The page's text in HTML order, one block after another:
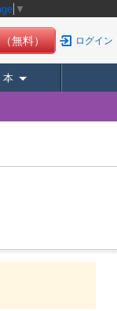
▼
無料） ログイン
本